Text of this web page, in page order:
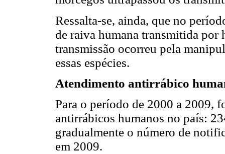
Ressalta-se, ainda, que no
de raiva humana transmitida por
transmissão ocorreu pela
essas espécies.
Atendimento antirrábico
Para o período de 2000 a 2009,
antirrábicos humanos no país:
gradualmente o número de
em 2009.